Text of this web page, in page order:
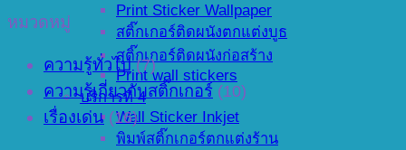
Print Sticker Wallpaper
สติ๊กเกอร์ติดผนังตกแต่งบูธ
สติ๊กเกอร์ติดผนังก่อสร้าง
Print wall stickers
บริการที่ 4
Wall Sticker Inkjet
พิมพ์สติ๊กเกอร์ตกแต่งร้าน
หมวดหมู่
ความรู้ทั่วไป(7)
ความรู้เกี่ยวกับสติ๊กเกอร์ (10)
เรื่องเด่น(16)